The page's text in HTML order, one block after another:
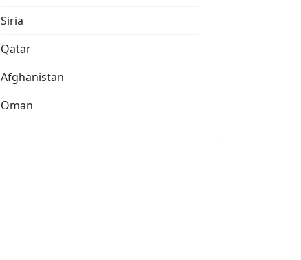
Siria
Qatar
Afghanistan
Oman